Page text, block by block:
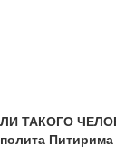
ТАКОГО
Питирима